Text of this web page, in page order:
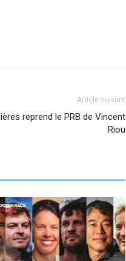
Article suivant
reprend le PRB de Vincent
Riou